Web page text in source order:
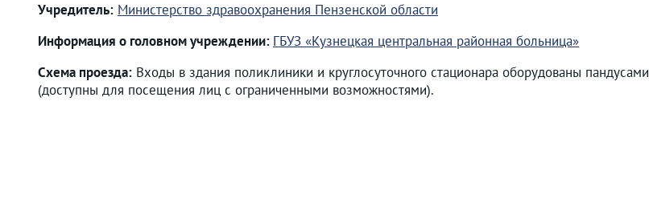
Учредитель: Министерство здравоохранения Пензенской области
Информация о головном учреждении: ГБУЗ «Кузнецкая центральная районная больница»
Схема проезда: Входы в здания поликлиники и круглосуточного стационара оборудованы пандусами
(доступны для посещения лиц с ограниченными возможностями).